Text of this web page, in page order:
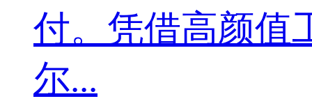
付。凭借高颜值
尔...